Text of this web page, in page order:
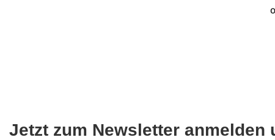
Jetzt zum Newsletter anmelden